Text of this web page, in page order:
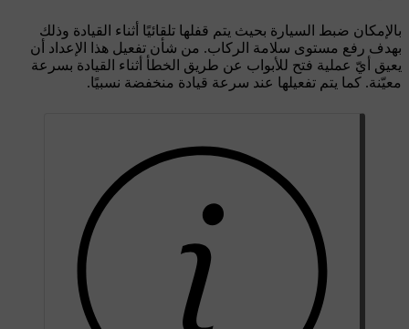
بالإمكان ضبط السيارة بحيث يتم قفلها تلقائيًا أثناء القيادة وذلك
بهدف رفع مستوى سلامة الركاب. من شأن تفعيل هذا الإعداد أن
يعيق أيّ عملية فتح للأبواب عن طريق الخطأ أثناء القيادة بسرعة
معيّنة. كما يتم تفعيلها عند سرعة قيادة منخفضة نسبيًا.